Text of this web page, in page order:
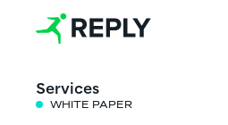
Services
WHITE PAPER